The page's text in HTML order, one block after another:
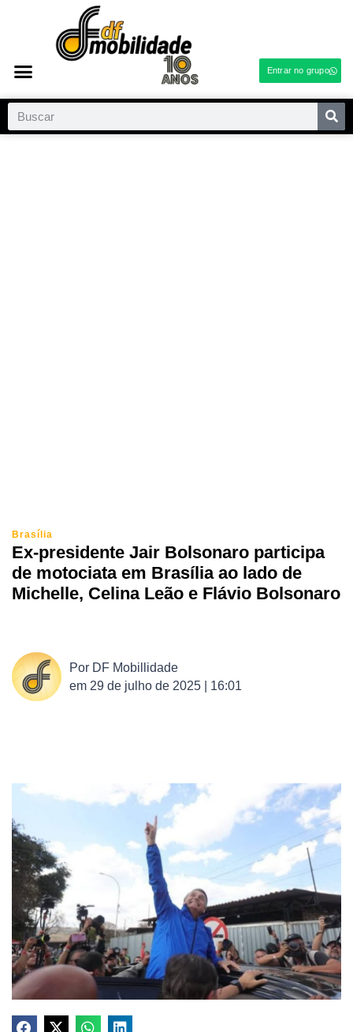
Entrar no grupo
Brasília
Ex-presidente Jair Bolsonaro participa
de motociata em Brasília ao lado de
Michelle, Celina Leão e Flávio Bolsonaro
Por DF Mobillidade
em 29 de julho de 2025 | 16:01